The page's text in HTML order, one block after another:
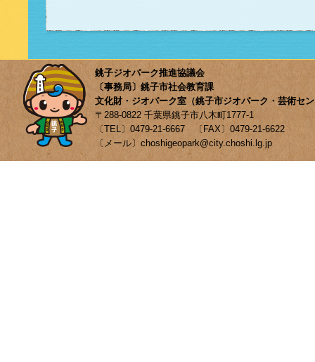
銚子ジオパーク推進協議会
〔事務局〕銚子市社会教育課
文化財・ジオパーク室（銚子市ジオパーク・芸術セ
〒288-0822 千葉県銚子市八木町1777-1
〔TEL〕0479-21-6667 〔FAX〕0479-21-6622
〔メール〕choshigeopark@city.choshi.lg.jp